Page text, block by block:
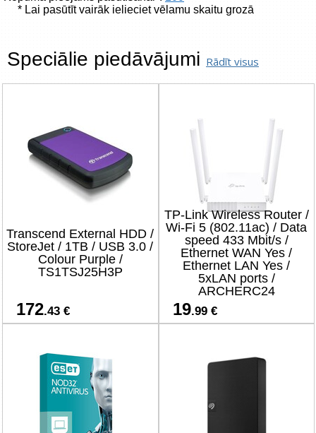
* Lai pasūtīt vairāk ielieciet vēlamu skaitu grozā
Speciālie piedāvājumi Rādīt visus
Transcend External HDD /
StoreJet / 1TB / USB 3.0 /
Colour Purple /
TS1TSJ25H3P
172.43 €
TP-Link Wireless Router /
Wi-Fi 5 (802.11ac) / Data
speed 433 Mbit/s /
Ethernet WAN Yes /
Ethernet LAN Yes /
5xLAN ports /
ARCHERC24
19.99 €